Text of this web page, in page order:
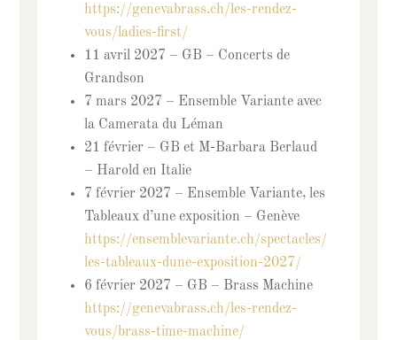
https://genevabrass.ch/les-rendez-
vous/ladies-first/
11 avril 2027 – GB – Concerts de
Grandson
7 mars 2027 – Ensemble Variante avec
la Camerata du Léman
21 février – GB et M-Barbara Berlaud
– Harold en Italie
7 février 2027 – Ensemble Variante, les
Tableaux d’une exposition – Genève
https://ensemblevariante.ch/spectacles/
les-tableaux-dune-exposition-2027/
6 février 2027 – GB – Brass Machine
https://genevabrass.ch/les-rendez-
vous/brass-time-machine/